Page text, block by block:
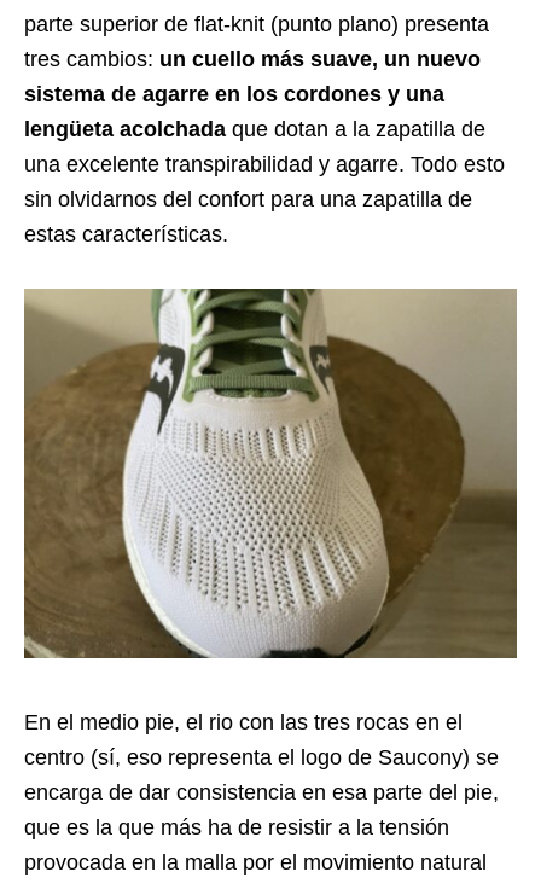
parte superior de flat-knit (punto plano) presenta
tres cambios: un cuello más suave, un nuevo
sistema de agarre en los cordones y una
lengüeta acolchada que dotan a la zapatilla de
una excelente transpirabilidad y agarre. Todo esto
sin olvidarnos del confort para una zapatilla de
estas características.
En el medio pie, el rio con las tres rocas en el
centro (sí, eso representa el logo de Saucony) se
encarga de dar consistencia en esa parte del pie,
que es la que más ha de resistir a la tensión
provocada en la malla por el movimiento natural